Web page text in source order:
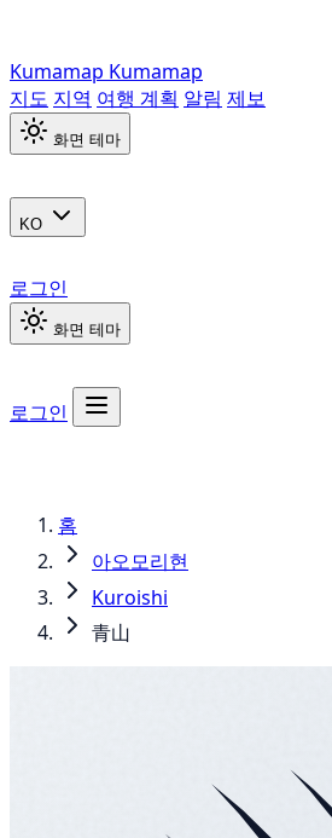
Kumamap Kumamap
지도 지역 여행 계획 알림 제보
화면 테마
KO
로그인
화면 테마
로그인
홈
아오모리현
Kuroishi
青山